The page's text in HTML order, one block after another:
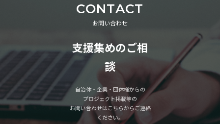
CONTACT
お問い合わせ
支援集めのご相
談
自治体・企業・団体様からの
プロジェクト掲載等の
お問い合わせはこちらからご連絡
ください。